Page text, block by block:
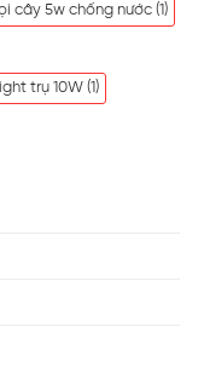
cây 5w chống nước (1)
trụ 10W (1)